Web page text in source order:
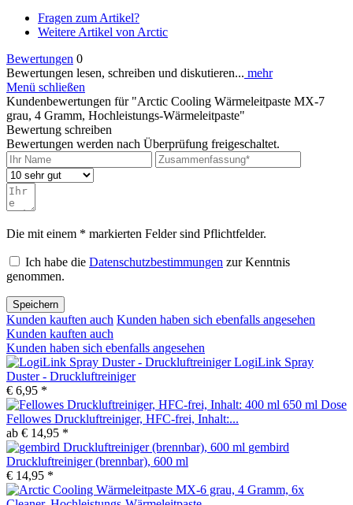
Fragen zum Artikel?
Weitere Artikel von Arctic
Bewertungen 0
Bewertungen lesen, schreiben und diskutieren... mehr
Menü schließen
Kundenbewertungen für "Arctic Cooling Wärmeleitpaste MX-7
grau, 4 Gramm, Hochleistungs-Wärmeleitpaste"
Bewertung schreiben
Bewertungen werden nach Überprüfung freigeschaltet.
Die mit einem * markierten Felder sind Pflichtfelder.
Ich habe die Datenschutzbestimmungen zur Kenntnis
genommen.
Speichern
Kunden kauften auch Kunden haben sich ebenfalls angesehen
Kunden kauften auch
Kunden haben sich ebenfalls angesehen
LogiLink Spray
Duster - Druckluftreiniger
€ 6,95 *
Fellowes Druckluftreiniger, HFC-frei, Inhalt:...
ab € 14,95 *
gembird
Druckluftreiniger (brennbar), 600 ml
€ 14,95 *